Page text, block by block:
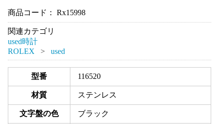
商品コード： Rx15998
関連カテゴリ
used時計
ROLEX
used
型番 116520
材質 ステンレス
文字盤の色 ブラック